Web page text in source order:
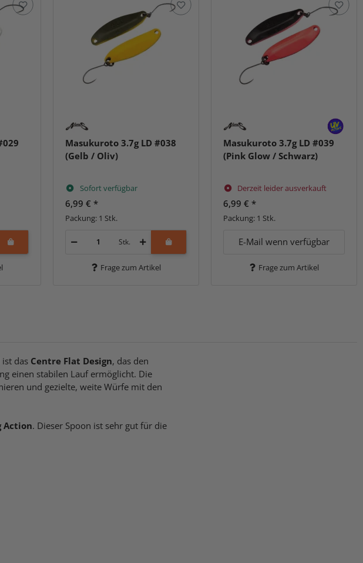
Masukuroto 3.7g LD #038
(Gelb / Oliv)
Sofort verfügbar
6,99 €*
Packung: 1 Stk.
Stk.
Frage zum Artikel
Masukuroto 3.7g LD #039
(Pink Glow / Schwarz)
Derzeit leider ausverkauft
6,99 €*
Packung: 1 Stk.
E-Mail wenn verfügbar
Frage zum Artikel
das Centre Flat Design, das den
einen stabilen Lauf ermöglicht. Die
und gezielte, weite Würfe mit den
Action. Dieser Spoon ist sehr gut für die